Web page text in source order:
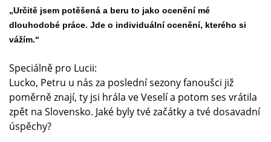
„Určitě jsem potěšená a beru to jako ocenění mé
dlouhodobé práce. Jde o individuální ocenění, kterého si
vážím.“
Speciálně pro Lucii:
Lucko, Petru u nás za poslední sezony fanoušci již
poměrně znají, ty jsi hrála ve Veselí a potom ses vrátila
zpět na Slovensko. Jaké byly tvé začátky a tvé dosavadní
úspěchy?